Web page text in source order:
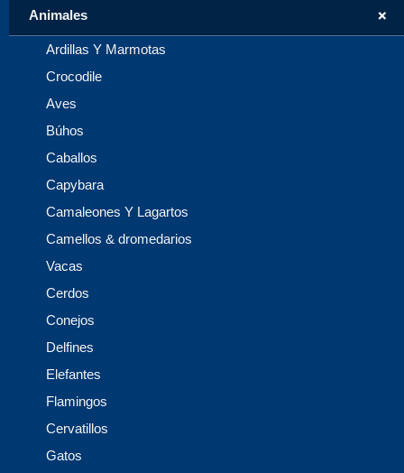
+
Animales
Ardillas Y Marmotas
Crocodile
Aves
Búhos
Caballos
Capybara
Camaleones Y Lagartos
Camellos & dromedarios
Vacas
Cerdos
Conejos
Delfines
Elefantes
Flamingos
Cervatillos
Gatos